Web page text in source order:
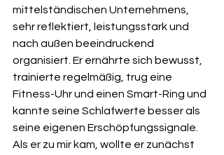
mittelständischen Unternehmens,
sehr reflektiert, leistungsstark und
nach außen beeindruckend
organisiert. Er ernährte sich bewusst,
trainierte regelmäßig, trug eine
Fitness-Uhr und einen Smart-Ring und
kannte seine Schlafwerte besser als
seine eigenen Erschöpfungssignale.
Als er zu mir kam, wollte er zunächst